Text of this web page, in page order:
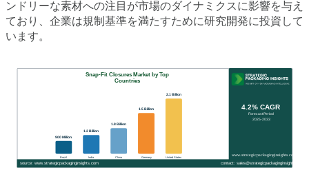
ンドリーな素材への注目が市場のダイナミクスに影響を与え
ており、企業は規制基準を満たすために研究開発に投資して
います。